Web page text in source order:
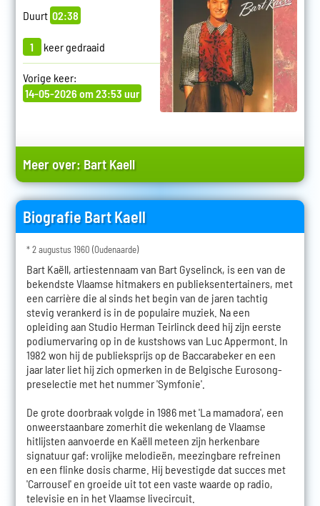
Duurt 02:38
1 keer gedraaid
Vorige keer:
14-05-2026 om 23:53 uur
Meer over: Bart Kaell
Biografie Bart Kaell
* 2 augustus 1960 (Oudenaarde)
Bart Kaëll, artiestennaam van Bart Gyselinck, is een van de
bekendste Vlaamse hitmakers en publieksentertainers, met
een carrière die al sinds het begin van de jaren tachtig
stevig verankerd is in de populaire muziek. Na een
opleiding aan Studio Herman Teirlinck deed hij zijn eerste
podiumervaring op in de kustshows van Luc Appermont. In
1982 won hij de publieksprijs op de Baccarabeker en een
jaar later liet hij zich opmerken in de Belgische Eurosong-
preselectie met het nummer 'Symfonie'.
De grote doorbraak volgde in 1986 met 'La mamadora', een
onweerstaanbare zomerhit die wekenlang de Vlaamse
hitlijsten aanvoerde en Kaëll meteen zijn herkenbare
signatuur gaf: vrolijke melodieën, meezingbare refreinen
en een flinke dosis charme. Hij bevestigde dat succes met
'Carrousel' en groeide uit tot een vaste waarde op radio,
televisie en in het Vlaamse livecircuit.